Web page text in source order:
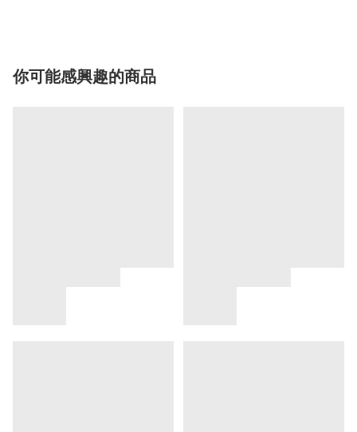
你可能感興趣的商品